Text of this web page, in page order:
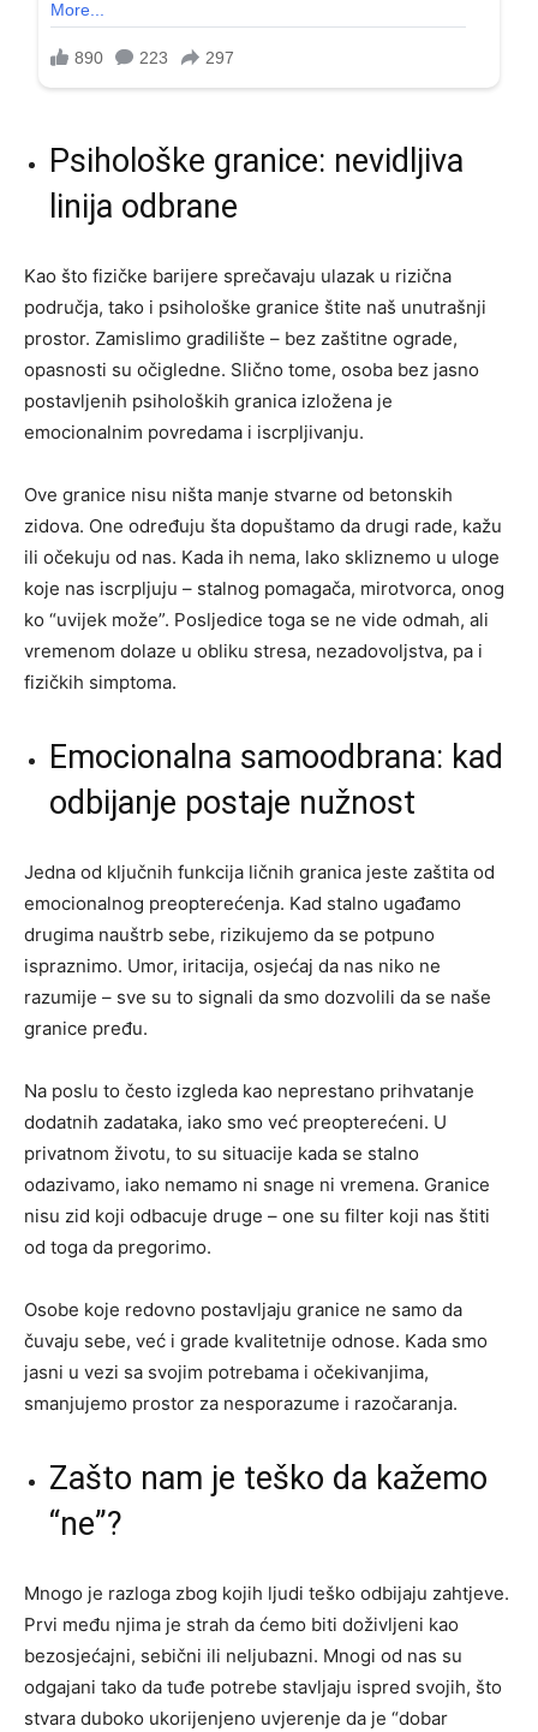
Psihološke granice: nevidljiva
linija odbrane
Kao što fizičke barijere sprečavaju ulazak u rizična
područja, tako i psihološke granice štite naš unutrašnji
prostor. Zamislimo gradilište – bez zaštitne ograde,
opasnosti su očigledne. Slično tome, osoba bez jasno
postavljenih psiholoških granica izložena je
emocionalnim povredama i iscrpljivanju.
Ove granice nisu ništa manje stvarne od betonskih
zidova. One određuju šta dopuštamo da drugi rade, kažu
ili očekuju od nas. Kada ih nema, lako skliznemo u uloge
koje nas iscrpljuju – stalnog pomagača, mirotvorca, onog
ko “uvijek može”. Posljedice toga se ne vide odmah, ali
vremenom dolaze u obliku stresa, nezadovoljstva, pa i
fizičkih simptoma.
Emocionalna samoodbrana: kad
odbijanje postaje nužnost
Jedna od ključnih funkcija ličnih granica jeste zaštita od
emocionalnog preopterećenja. Kad stalno ugađamo
drugima nauštrb sebe, rizikujemo da se potpuno
ispraznimo. Umor, iritacija, osjećaj da nas niko ne
razumije – sve su to signali da smo dozvolili da se naše
granice pređu.
Na poslu to često izgleda kao neprestano prihvatanje
dodatnih zadataka, iako smo već preopterećeni. U
privatnom životu, to su situacije kada se stalno
odazivamo, iako nemamo ni snage ni vremena. Granice
nisu zid koji odbacuje druge – one su filter koji nas štiti
od toga da pregorimo.
Osobe koje redovno postavljaju granice ne samo da
čuvaju sebe, već i grade kvalitetnije odnose. Kada smo
jasni u vezi sa svojim potrebama i očekivanjima,
smanjujemo prostor za nesporazume i razočaranja.
Zašto nam je teško da kažemo
“ne”?
Mnogo je razloga zbog kojih ljudi teško odbijaju zahtjeve.
Prvi među njima je strah da ćemo biti doživljeni kao
bezosjećajni, sebični ili neljubazni. Mnogi od nas su
odgajani tako da tuđe potrebe stavljaju ispred svojih, što
stvara duboko ukorijenjeno uvjerenje da je “dobar